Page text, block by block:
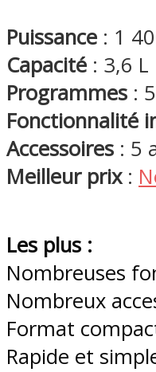
Puissance : 1
Capacité : 3,6 L
Programmes :
Fonctionnalité
Accessoires : 5
Meilleur prix:
Les plus :
Nombreuses
Nombreux
Format
Rapide et